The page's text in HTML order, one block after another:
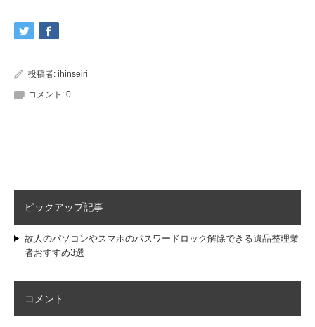
投稿者: ihinseiri
コメント: 0
ピックアップ記事
故人のパソコンやスマホのパスワードロック解除できる遺品整理業
者おすすめ3選
コメント